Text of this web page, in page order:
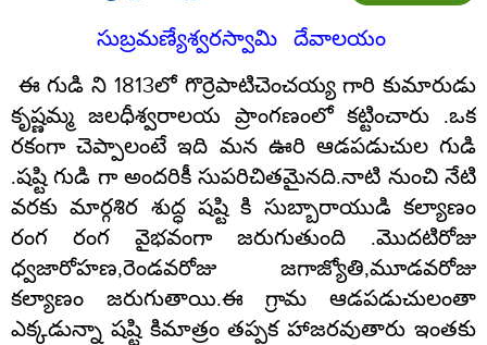
సుబ్రమణ్యేశ్వరస్వామి
దేవాలయం
ఈ గుడి ని 1813లో గొర్రెపాటిచెంచయ్య గారి కుమారుడు
కృష్ణమ్మ జలధీశ్వరాలయ ప్రాంగణంలో కట్టించారు .ఒక
రకంగా చెప్పాలంటే ఇది మన ఊరి ఆడపడుచుల గుడి
.షష్టి గుడి గా అందరికీ సుపరిచితమైనది.నాటి నుంచి నేటి
వరకు మార్గశిర శుద్ధ షష్టి కి సుబ్బారాయుడి కల్యాణం
రంగ రంగ వైభవంగా జరుగుతుంది .మొదటిరోజు
ధ్వజారోహణ,రెండవరోజు జగాజ్యోతి,మూడవరోజు
కల్యాణం జరుగుతాయి.ఈ గ్రామ ఆడపడుచులంతా
ఎక్కడున్నా షష్టి కిమాత్రం తప్పక హాజరవుతారు ఇంతకు